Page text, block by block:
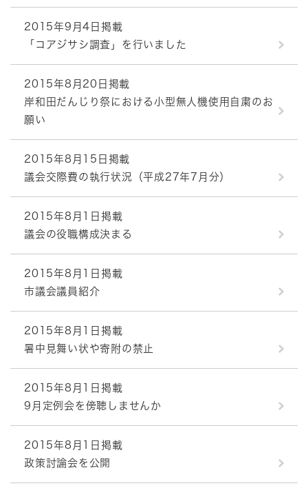
2015年9月4日掲載
「コアジサシ調査」を行いました
2015年8月20日掲載
岸和田だんじり祭における小型無人機使用自粛のお
願い
2015年8月15日掲載
議会交際費の執行状況（平成27年7月分）
2015年8月1日掲載
議会の役職構成決まる
2015年8月1日掲載
市議会議員紹介
2015年8月1日掲載
暑中見舞い状や寄附の禁止
2015年8月1日掲載
9月定例会を傍聴しませんか
2015年8月1日掲載
政策討論会を公開